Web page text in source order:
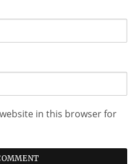
in this browser for